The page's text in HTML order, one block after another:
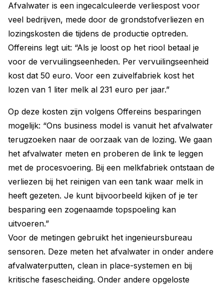
Afvalwater is een ingecalculeerde verliespost voor
veel bedrijven, mede door de grondstofverliezen en
lozingskosten die tijdens de productie optreden.
Offereins legt uit: “Als je loost op het riool betaal je
voor de vervuilingseenheden. Per vervuilingseenheid
kost dat 50 euro. Voor een zuivelfabriek kost het
lozen van 1 liter melk al 231 euro per jaar.”
Op deze kosten zijn volgens Offereins besparingen
mogelijk: “Ons business model is vanuit het afvalwater
terugzoeken naar de oorzaak van de lozing. We gaan
het afvalwater meten en proberen de link te leggen
met de procesvoering. Bij een melkfabriek ontstaan de
verliezen bij het reinigen van een tank waar melk in
heeft gezeten. Je kunt bijvoorbeeld kijken of je ter
besparing een zogenaamde topspoeling kan
uitvoeren.”
Voor de metingen gebruikt het ingenieursbureau
sensoren. Deze meten het afvalwater in onder andere
afvalwaterputten, clean in place-systemen en bij
kritische fasescheiding. Onder andere opgeloste